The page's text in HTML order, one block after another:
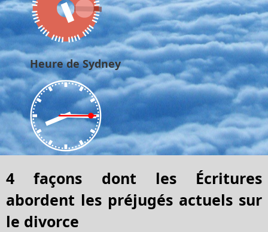
Heure de Sydney
4 façons dont les Écritures
abordent les préjugés actuels sur
le divorce